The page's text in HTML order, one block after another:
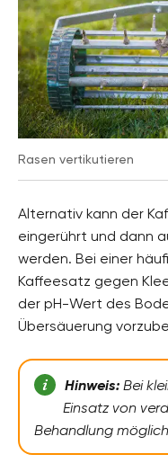
Rasen vertikutieren
Alternativ kann der
eingerührt und dann
werden. Bei einer
Kaffeesatz gegen
der pH-Wert des
Übersäuerung
Hinweis:Bei
Einsatz von
Behandlung